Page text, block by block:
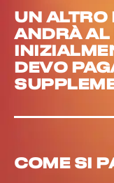
UN ALTRO
ANDRÀ AL
DEVO
COME SI